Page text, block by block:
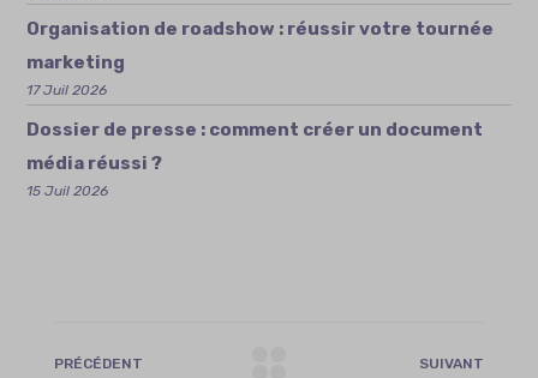
Organisation de roadshow : réussir votre tournée
marketing
17 Juil 2026
Dossier de presse : comment créer un document
média réussi ?
15 Juil 2026
PRÉCÉDENT SUIVANT